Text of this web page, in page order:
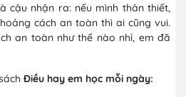
cậu nhận ra: nếu mình thân thiết,
cách an toàn thì ai cũng vui.
an toàn như thế nào nhỉ, em đã
Điều hay em học mỗi ngày: